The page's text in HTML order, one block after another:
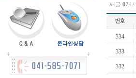
새글 0개 /
334
333
332